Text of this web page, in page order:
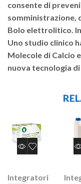
consente di
somministrazione,
Bolo elettrolitico.
Uno studio clinico
Molecole di Calcio
nuova tecnologia
Integratori